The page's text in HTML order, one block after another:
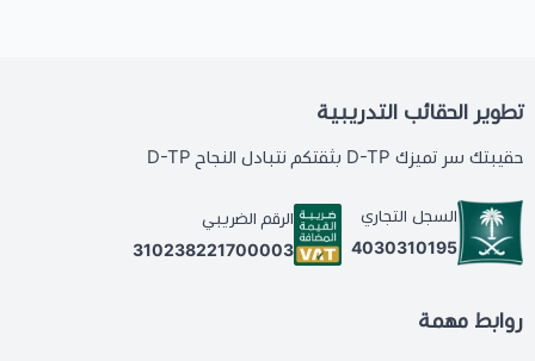
تطوير الحقائب التدريبية
حقيبتك سر تميزك D-TP بثقتكم نتبادل النجاح D-TP
السجل التجاري
4030310195
الرقم الضريبي
310238221700003
روابط مهمة